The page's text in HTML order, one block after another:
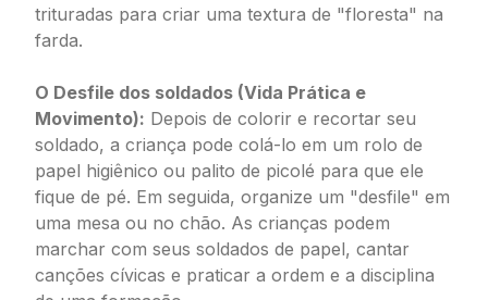
trituradas para criar uma textura de "floresta" na
farda.
O Desfile dos soldados (Vida Prática e
Movimento): Depois de colorir e recortar seu
soldado, a criança pode colá-lo em um rolo de
papel higiênico ou palito de picolé para que ele
fique de pé. Em seguida, organize um "desfile" em
uma mesa ou no chão. As crianças podem
marchar com seus soldados de papel, cantar
canções cívicas e praticar a ordem e a disciplina